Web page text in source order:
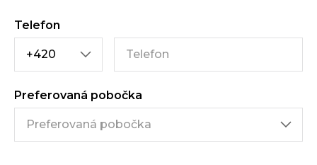
Telefon
Preferovaná pobočka